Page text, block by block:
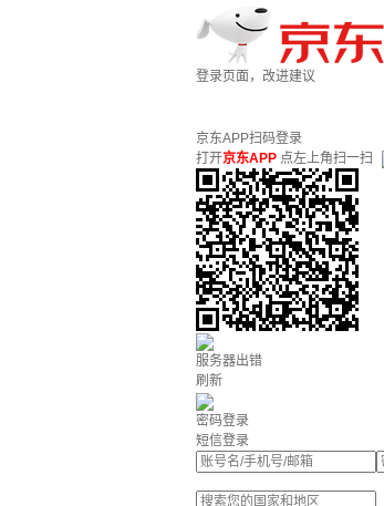
登录页面，改进建议
京东APP扫码登录
打开京东APP 点左上角扫一扫
服务器出错
刷新
密码登录
短信登录